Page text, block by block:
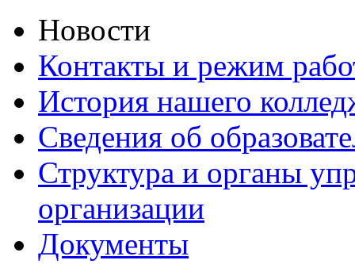
Новости
Контакты и режим
История нашего
Сведения об
Структура и органы
организации
Документы